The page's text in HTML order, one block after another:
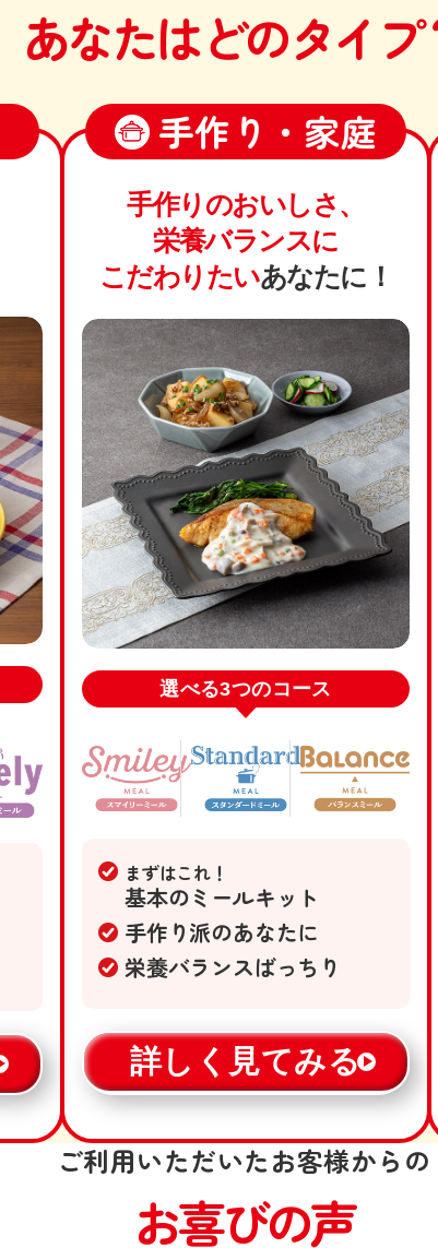
あなたはどのタイプ
手作り・家庭
手作りのおいしさ、
栄養バランスに
こだわりたいあなたに！
選べる3つのコース
まずはこれ！
基本のミールキット
手作り派のあなたに
栄養バランスばっちり
詳しく見てみる
ご利用いただいたお客様からの
お喜びの声